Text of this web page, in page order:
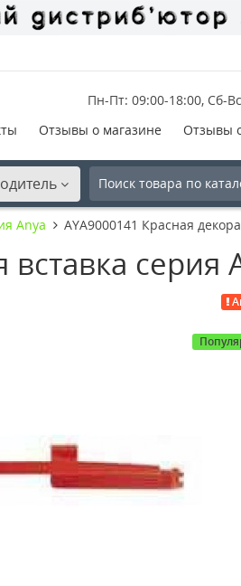
Пн-Пт: 09:00-18:00, Сб-
Отзывы о магазине Отзывы
Anya AYA9000141 Красная
серия